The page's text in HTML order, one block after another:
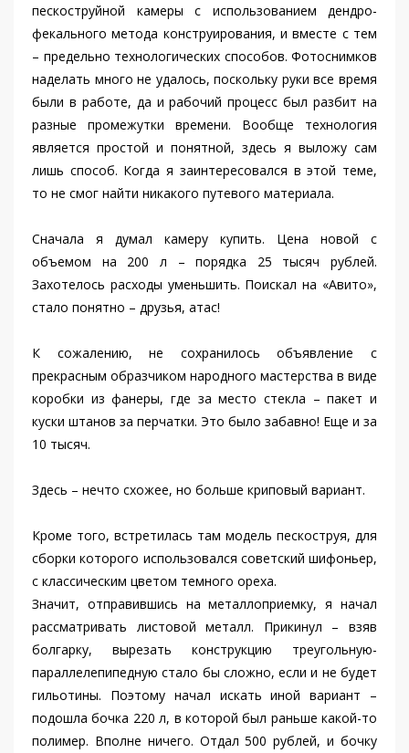
пескоструйной камеры с использованием дендро-
фекального метода конструирования, и вместе с тем
– предельно технологических способов. Фотоснимков
наделать много не удалось, поскольку руки все время
были в работе, да и рабочий процесс был разбит на
разные промежутки времени. Вообще технология
является простой и понятной, здесь я выложу сам
лишь способ. Когда я заинтересовался в этой теме,
то не смог найти никакого путевого материала.
Сначала я думал камеру купить. Цена новой с
объемом на 200 л – порядка 25 тысяч рублей.
Захотелось расходы уменьшить. Поискал на «Авито»,
стало понятно – друзья, атас!
К сожалению, не сохранилось объявление с
прекрасным образчиком народного мастерства в виде
коробки из фанеры, где за место стекла – пакет и
куски штанов за перчатки. Это было забавно! Еще и за
10 тысяч.
Здесь – нечто схожее, но больше криповый вариант.
Кроме того, встретилась там модель пескоструя, для
сборки которого использовался советский шифоньер,
с классическим цветом темного ореха.
Значит, отправившись на металлоприемку, я начал
рассматривать листовой металл. Прикинул – взяв
болгарку, вырезать конструкцию треугольную-
параллелепипедную стало бы сложно, если и не будет
гильотины. Поэтому начал искать иной вариант –
подошла бочка 220 л, в которой был раньше какой-то
полимер. Вполне ничего. Отдал 500 рублей, и бочку